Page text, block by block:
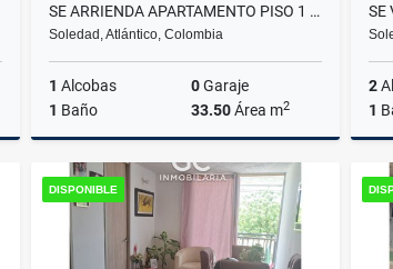
SE ARRIENDA APARTAMENTO PISO 1 VILLA DEL CARMEN 101
Soledad, Atlántico, Colombia
1 Alcobas 0Garaje
1 Baño 33.50Área m2
Alquiler
2
1
DISPONIBLE